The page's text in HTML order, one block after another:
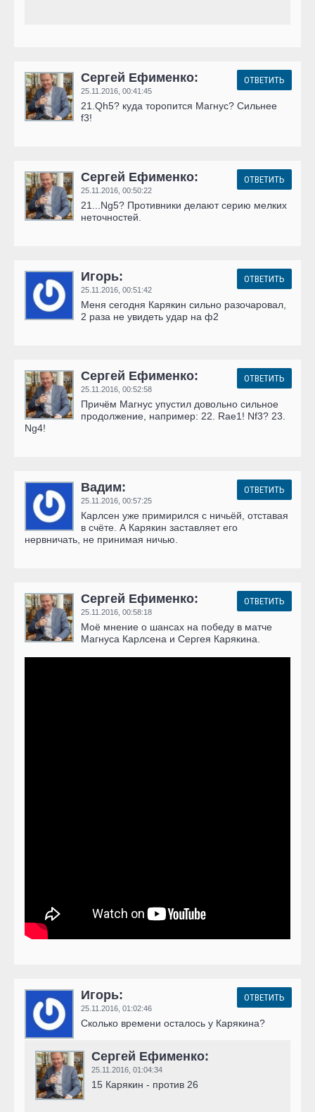
Сергей Ефименко:
25.11.2016, 00:41:45
ОТВЕТИТЬ
21.Qh5? куда торопится Магнус? Cильнее
f3!
Сергей Ефименко:
25.11.2016, 00:50:22
ОТВЕТИТЬ
21...Ng5? Противники делают серию мелких
неточностей.
Игорь:
25.11.2016, 00:51:42
ОТВЕТИТЬ
Меня сегодня Карякин сильно разочаровал,
2 раза не увидеть удар на ф2
Сергей Ефименко:
25.11.2016, 00:52:58
ОТВЕТИТЬ
Причём Магнус упустил довольно сильное
продолжение, например: 22. Rae1! Nf3? 23.
Ng4!
Вадим:
25.11.2016, 00:57:25
ОТВЕТИТЬ
Карлсен уже примирился с ничьёй, отставая
в счёте. А Карякин заставляет его
нервничать, не принимая ничью.
Сергей Ефименко:
25.11.2016, 00:58:18
ОТВЕТИТЬ
Моё мнение о шансах на победу в матче
Магнуса Карлсена и Сергея Карякина.
Игорь:
25.11.2016, 01:02:46
ОТВЕТИТЬ
Сколько времени осталось у Карякина?
Сергей Ефименко:
25.11.2016, 01:04:34
15 Карякин - против 26